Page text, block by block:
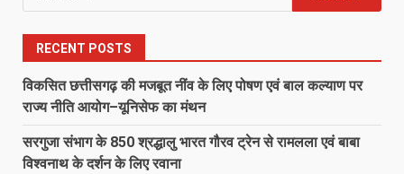
for:
RECENT POSTS
विकसित छत्तीसगढ़ की मजबूत नींव के लिए पोषण एवं बाल कल्याण पर
राज्य नीति आयोग–यूनिसेफ का मंथन
सरगुजा संभाग के 850 श्रद्धालु भारत गौरव ट्रेन से रामलला एवं बाबा
विश्वनाथ के दर्शन के लिए रवाना